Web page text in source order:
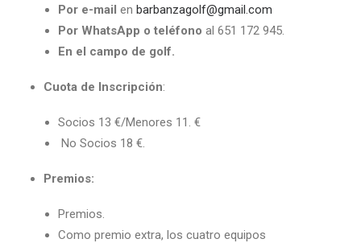
Por e-mail en barbanzagolf@gmail.com
Por WhatsApp o teléfono al 651 172 945.
En el campo de golf.
Cuota de Inscripción:
Socios 13 €/Menores 11. €
No Socios 18 €.
Premios:
Premios.
Como premio extra, los cuatro equipos